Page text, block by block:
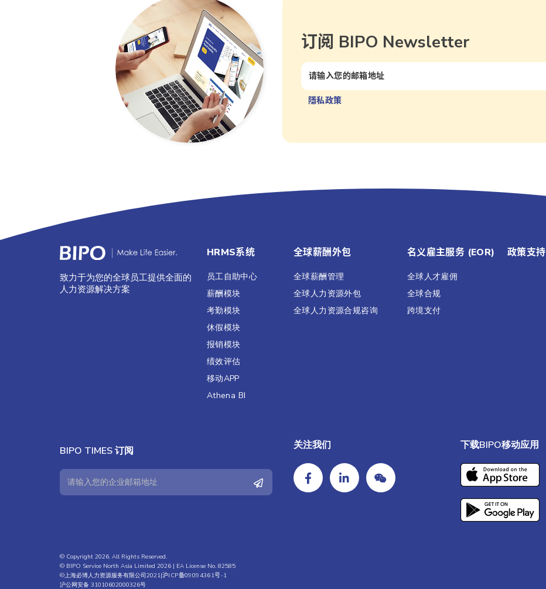
订阅 BIPO Newsletter
隱私政策
致力于为您的全球员工提供全面的
人力资源解决方案
HRMS系统
员工自助中心
薪酬模块
考勤模块
休假模块
报销模块
绩效评估​
移动APP
Athena BI
全球薪酬外包
全球薪酬管理
全球人力资源外包
全球人力资源合规咨询
名义雇主服务 (EOR)
全球人才雇佣
全球合规
跨境支付
政策支持
BIPO TIMES 订阅 关注我们 下载BIPO移动应用
© Copyright 2026. All Rights Reserved.
© BIPO Service North Asia Limited 2026 | EA License No. 82585
©上海必博人力资源服务有限公司2021|沪ICP备09094361号-1
沪公网安备 31010602000326号